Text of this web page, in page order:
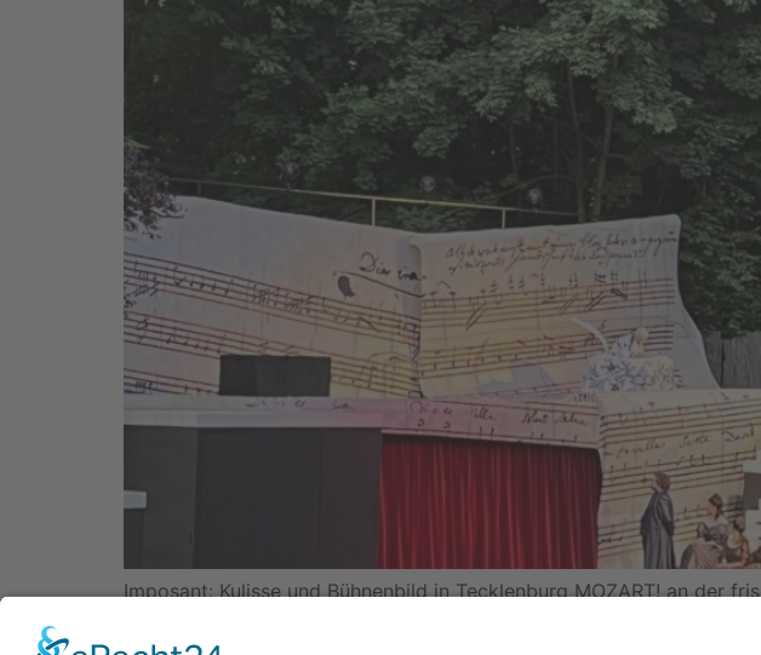
Imposant: Kulisse und Bühnenbild in Tecklenburg MOZART! an der
Michael Kunze (Buch und Liedtexte) und Sylvester Levay (Musik und